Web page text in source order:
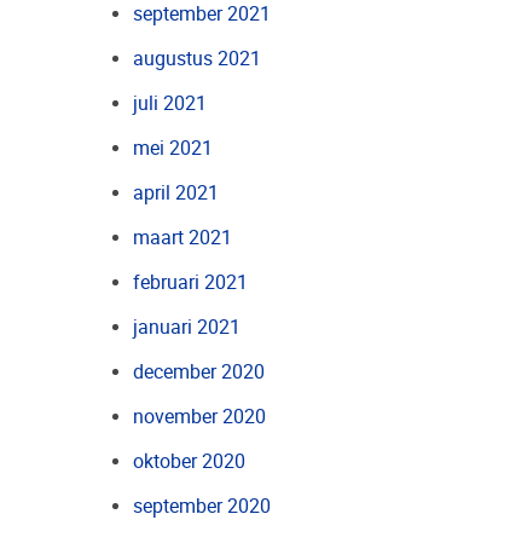
september 2021
augustus 2021
juli 2021
mei 2021
april 2021
maart 2021
februari 2021
januari 2021
december 2020
november 2020
oktober 2020
september 2020